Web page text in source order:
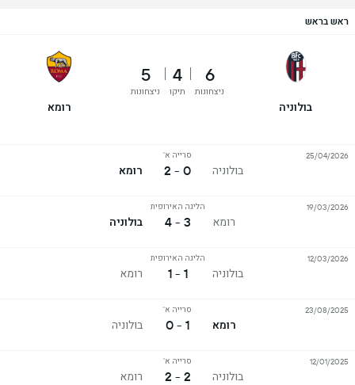
ראש בראש
בולוניה
6
ניצחונות
4
תיקו
5
ניצחונות
רומא
בולוניה
סרייה א'
0 - 2 רומא
25/04/2026
רומא
הליגה האירופית
3 - 4 בולוניה
19/03/2026
בולוניה
הליגה האירופית
1 - 1 רומא
12/03/2026
רומא
סרייה א'
1 - 0 בולוניה
23/08/2025
בולוניה
סרייה א'
2 - 2 רומא
12/01/2025